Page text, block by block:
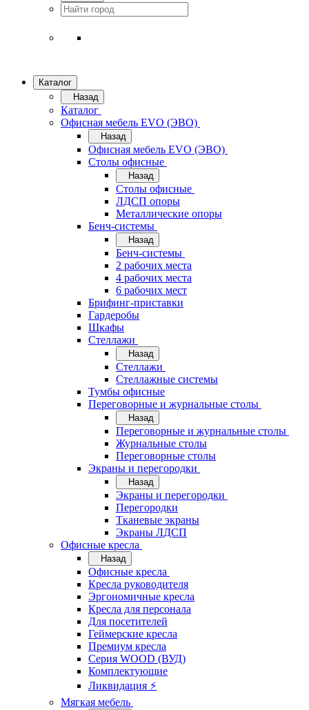
Каталог
Назад
Каталог
Офисная мебель EVO (ЭВО)
Назад
Офисная мебель EVO (ЭВО)
Cтолы офисные
Назад
Cтолы офисные
ЛДСП опоры
Металлические опоры
Бенч-системы
Назад
Бенч-системы
2 рабочих места
4 рабочих места
6 рабочих мест
Брифинг-приставки
Гардеробы
Шкафы
Стеллажи
Назад
Стеллажи
Стеллажные системы
Тумбы офисные
Переговорные и журнальные столы
Назад
Переговорные и журнальные столы
Журнальные столы
Переговорные столы
Экраны и перегородки
Назад
Экраны и перегородки
Перегородки
Тканевые экраны
Экраны ЛДСП
Офисные кресла
Назад
Офисные кресла
Кресла руководителя
Эргономичные кресла
Кресла для персонала
Для посетителей
Геймерские кресла
Премиум кресла
Серия WOOD (ВУД)
Комплектующие
Ликвидация ⚡
Мягкая мебель